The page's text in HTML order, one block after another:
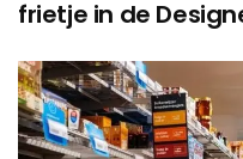
frietje in de